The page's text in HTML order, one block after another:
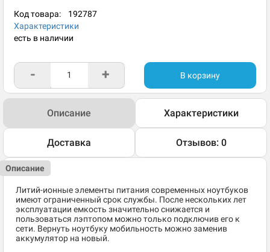
Код товара: 192787
Характеристики
есть в наличии
- + В корзину
Описание Характеристики
Доставка Отзывов: 0
Описание
Литий-ионные элементы питания современных ноутбуков
имеют ограниченный срок службы. После нескольких лет
эксплуатации емкость значительно снижается и
пользоваться лэптопом можно только подключив его к
сети. Вернуть ноутбуку мобильность можно заменив
аккумулятор на новый.